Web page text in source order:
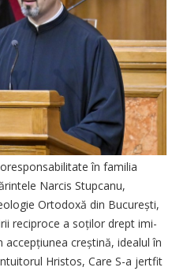
în familia
Narcis Stupcanu,
Ortodoxă din București,
reciproce a soților drept imi­
creș­tină, idealul în
Hristos, Care S-a jertfit